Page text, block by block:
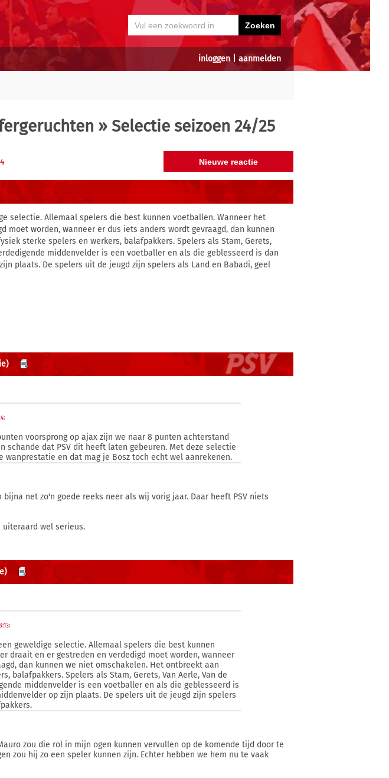
inloggen| aanmelden
» Selectie seizoen 24/25
selectie. Allemaal spelers die best kunnen voetballen. Wanneer het
moet worden, wanneer er dus iets anders wordt gevraagd, dan kunnen
sterke spelers en werkers, balafpakkers. Spelers als Stam, Gerets,
middenvelder is een voetballer en als die geblesseerd is dan
plaats. De spelers uit de jeugd zijn spelers als Land en Babadi, geel
:
voorsprong op ajax zijn we naar 8 punten achterstand
schande dat PSV dit heeft laten gebeuren. Met deze selectie
wanprestatie en dat mag je Bosz toch echt wel aanrekenen.
net zo'n goede reeks neer als wij vorig jaar. Daar heeft PSV niets
uiteraard wel serieus.
:
geweldige selectie. Allemaal spelers die best kunnen
draait en er gestreden en verdedigd moet worden, wanneer
dan kunnen we niet omschakelen. Het ontbreekt aan
balafpakkers. Spelers als Stam, Gerets, Van Aerle, Van de
middenvelder is een voetballer en als die geblesseerd is
op zijn plaats. De spelers uit de jeugd zijn spelers
zou die rol in mijn ogen kunnen vervullen op de komende tijd door te
zou hij zo een speler kunnen zijn. Echter hebben we hem nu te vaak